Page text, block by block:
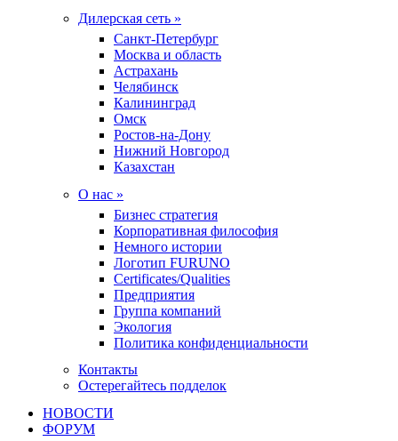
Дилерская сеть »
Санкт-Петербург
Москва и область
Астрахань
Челябинск
Калининград
Омск
Ростов-на-Дону
Нижний Новгород
Казахстан
О нас »
Бизнес стратегия
Корпоративная философия
Немного истории
Логотип FURUNO
Certificates/Qualities
Предприятия
Группа компаний
Экология
Политика конфиденциальности
Контакты
Остерегайтесь подделок
НОВОСТИ
ФОРУМ